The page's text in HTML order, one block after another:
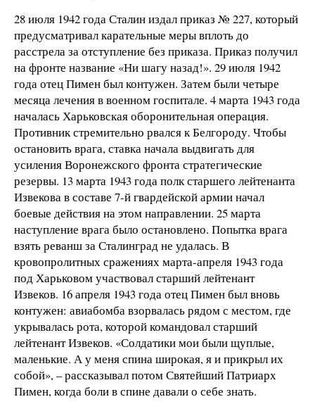
28 июля 1942 года Сталин издал приказ № 227, который
предусматривал карательные меры вплоть до
расстрела за отступление без приказа. Приказ получил
на фронте название «Ни шагу назад!». 29 июля 1942
года отец Пимен был контужен. Затем были четыре
месяца лечения в военном госпитале. 4 марта 1943 года
началась Харьковская оборонительная операция.
Противник стремительно рвался к Белгороду. Чтобы
остановить врага, ставка начала выдвигать для
усиления Воронежского фронта стратегические
резервы. 13 марта 1943 года полк старшего лейтенанта
Извекова в составе 7-й гвардейской армии начал
боевые действия на этом направлении. 25 марта
наступление врага было остановлено. Попытка врага
взять реванш за Сталинград не удалась. В
кровопролитных сражениях марта-апреля 1943 года
под Харьковом участвовал старший лейтенант
Извеков. 16 апреля 1943 года отец Пимен был вновь
контужен: авиабомба взорвалась рядом с местом, где
укрывалась рота, которой командовал старший
лейтенант Извеков. «Солдатики мои были щуплые,
маленькие. А у меня спина широкая, я и прикрыл их
собой», – рассказывал потом Святейший Патриарх
Пимен, когда боли в спине давали о себе знать.